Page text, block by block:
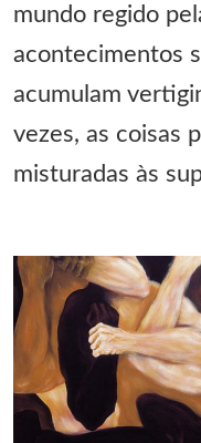
mundo regido
acontecimentos
acumulam
vezes, as coisas
misturadas às